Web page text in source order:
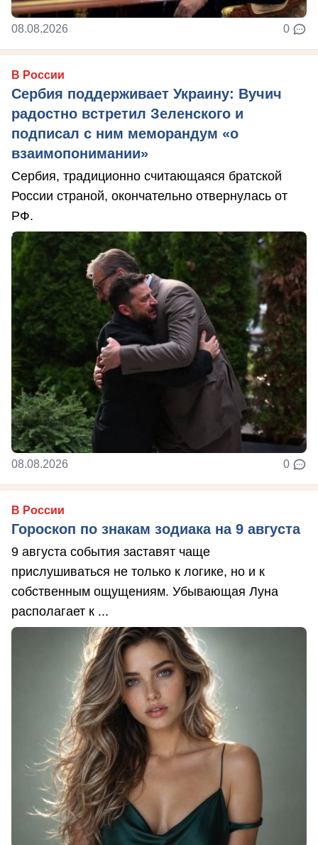
08.08.2026 0
В России
Сербия поддерживает Украину: Вучич
радостно встретил Зеленского и
подписал с ним меморандум «о
взаимопонимании»
Сербия, традиционно считающаяся братской
России страной, окончательно отвернулась от
РФ.
08.08.2026 0
В России
Гороскоп по знакам зодиака на 9 августа
9 августа события заставят чаще
прислушиваться не только к логике, но и к
собственным ощущениям. Убывающая Луна
располагает к ...